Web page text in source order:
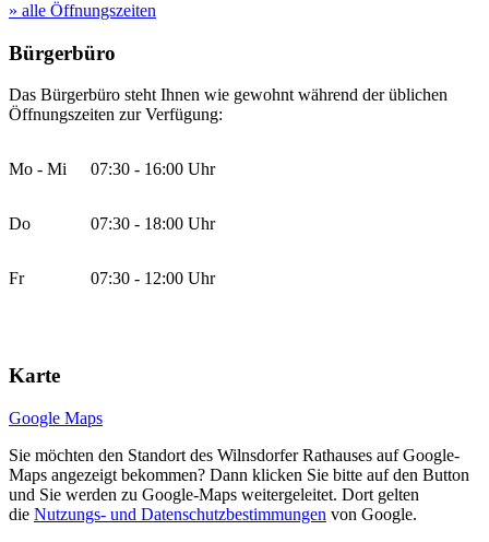
» alle Öffnungszeiten
Bürgerbüro
Das Bürgerbüro steht Ihnen wie gewohnt während der üblichen
Öffnungszeiten zur Verfügung:
Mo - Mi 07:30 - 16:00 Uhr
Do 07:30 - 18:00 Uhr
Fr 07:30 - 12:00 Uhr
Karte
Google Maps
Sie möchten den Standort des Wilnsdorfer Rathauses auf Google-
Maps angezeigt bekommen? Dann klicken Sie bitte auf den Button
und Sie werden zu Google-Maps weitergeleitet. Dort gelten
die Nutzungs- und Datenschutzbestimmungen von Google.